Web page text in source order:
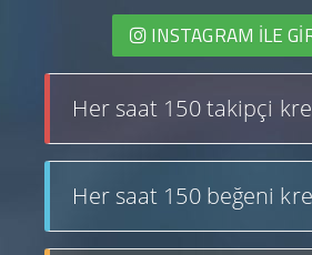
INSTAGRAM İLE
Her saat 150 takipçi
Her saat 150 beğeni